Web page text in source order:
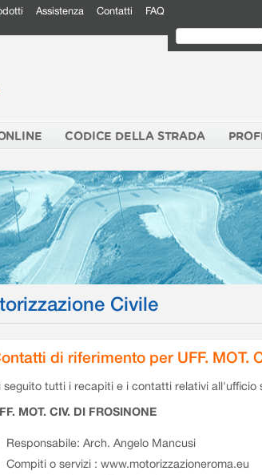
Assistenza Contatti FAQ
CODICE DELLA STRADA
Civile
di riferimento per UFF. MOT.
seguito tutti i recapiti e i contatti relativi all'ufficio
MOT. CIV. DI FROSINONE
Responsabile: Arch. Angelo Mancusi
Compiti o servizi : www.motorizzazioneroma.eu